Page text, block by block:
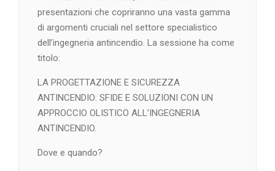
presentazioni che copriranno una vasta gamma
di argomenti cruciali nel settore specialistico
dell’ingegneria antincendio. La sessione ha come
titolo:
LA PROGETTAZIONE E SICUREZZA
ANTINCENDIO: SFIDE E SOLUZIONI CON UN
APPROCCIO OLISTICO ALL’INGEGNERIA
ANTINCENDIO.
Dove e quando?